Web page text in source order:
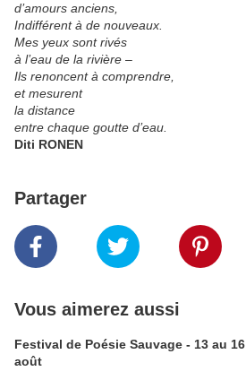
d’amours anciens,
Indifférent à de nouveaux.
Mes yeux sont rivés
à l’eau de la rivière –
Ils renoncent à comprendre,
et mesurent
la distance
entre chaque goutte d’eau.
Diti RONEN
Partager
Vous aimerez aussi
Festival de Poésie Sauvage - 13 au 16
août